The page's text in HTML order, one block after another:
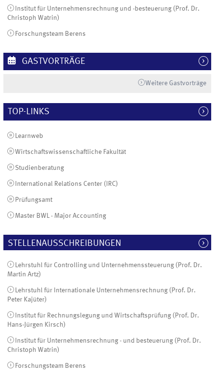
Institut für Unternehmensrechnung und -besteuerung (Prof. Dr.
Christoph Watrin)
Forschungsteam Berens
GASTVORTRÄGE
Weitere Gastvorträge
TOP-LINKS
Learnweb
Wirtschaftswissenschaftliche Fakultät
Studienberatung
International Relations Center (IRC)
Prüfungsamt
Master BWL - Major Accounting
STELLENAUSSCHREIBUNGEN
Lehrstuhl für Controlling und Unternehmenssteuerung (Prof. Dr.
Martin Artz)
Lehrstuhl für Internationale Unternehmensrechnung (Prof. Dr.
Peter Kajüter)
Institut für Rechnungslegung und Wirtschaftsprüfung (Prof. Dr.
Hans-Jürgen Kirsch)
Institut für Unternehmensrechnung - und besteuerung (Prof. Dr.
Christoph Watrin)
Forschungsteam Berens